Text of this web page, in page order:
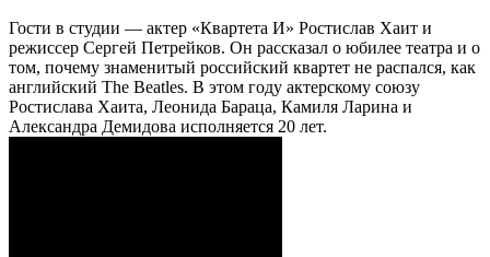
Гости в студии — актер «Квартета И» Ростислав Хаит и
режиссер Сергей Петрейков. Он рассказал о юбилее театра и о
том, почему знаменитый российский квартет не распался, как
английский The Beatles. В этом году актерскому союзу
Ростислава Хаита, Леонида Бараца, Камиля Ларина и
Александра Демидова исполняется 20 лет.